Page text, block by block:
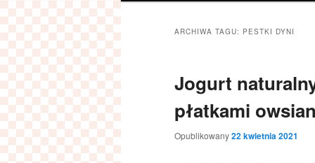
ARCHIWA TAGU: PESTKI DYNI
Jogurt
płatkami
Opublikowany22 kwietnia 2021